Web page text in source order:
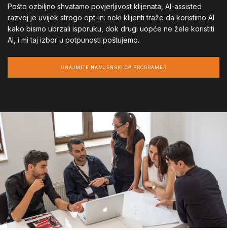
Pošto ozbiljno shvatamo povjerljivost klijenata, AI-assisted
razvoj je uvijek strogo opt-in: neki klijenti traže da koristimo AI
kako bismo ubrzali isporuku, dok drugi uopće ne žele koristiti
AI, i mi taj izbor u potpunosti poštujemo.
UNAJMITE NAMJENSKI C# PROGRAMER